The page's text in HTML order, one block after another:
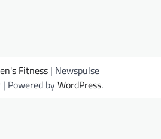
Fitness | Newspulse
| Powered byWordPress.